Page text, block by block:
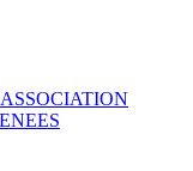
ASSOCIATION